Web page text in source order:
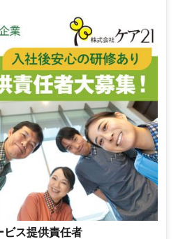
ビス提供責任者